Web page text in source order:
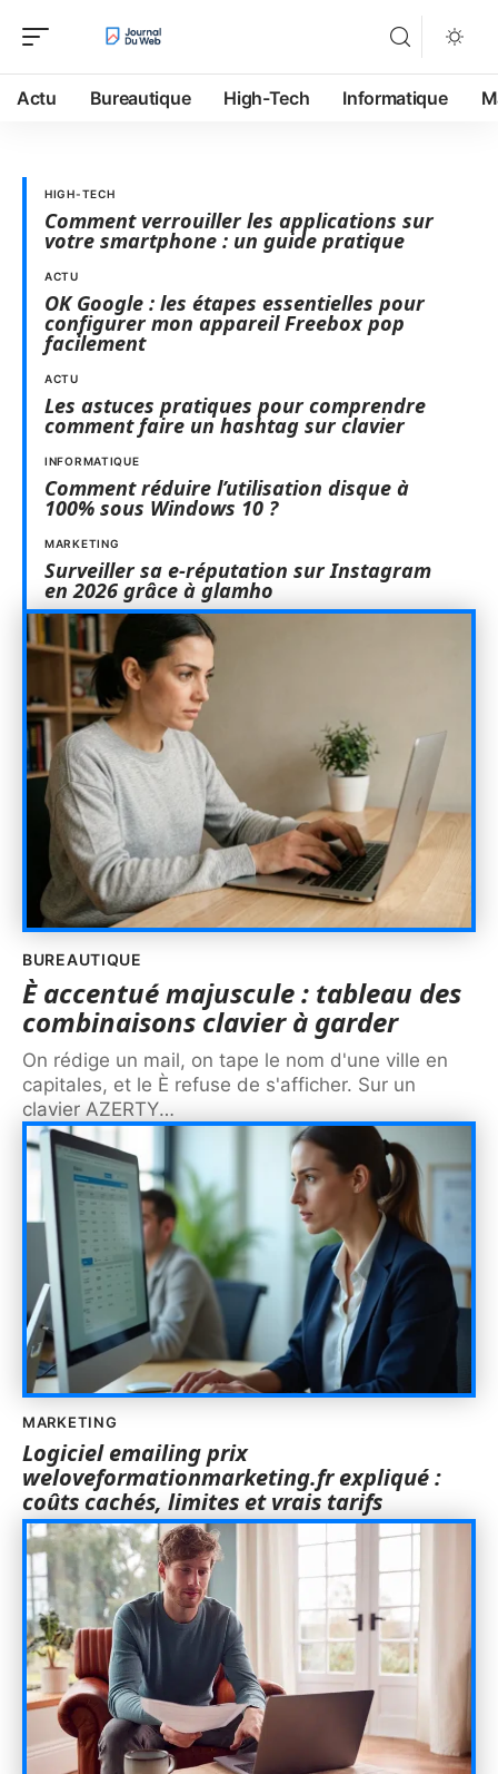
Actu Bureautique High-Tech Informatique
HIGH-TECH
Comment verrouiller les applications sur
votre smartphone : un guide pratique
ACTU
OK Google : les étapes essentielles pour
configurer mon appareil Freebox pop
facilement
ACTU
Les astuces pratiques pour comprendre
comment faire un hashtag sur clavier
INFORMATIQUE
Comment réduire l’utilisation disque à
100% sous Windows 10 ?
MARKETING
Surveiller sa e-réputation sur Instagram
en 2026 grâce à glamho
BUREAUTIQUE
È accentué majuscule : tableau des
combinaisons clavier à garder
On rédige un mail, on tape le nom d'une ville en
capitales, et le È refuse de s'afficher. Sur un
clavier AZERTY…
MARKETING
Logiciel emailing prix
weloveformationmarketing.fr expliqué :
coûts cachés, limites et vrais tarifs